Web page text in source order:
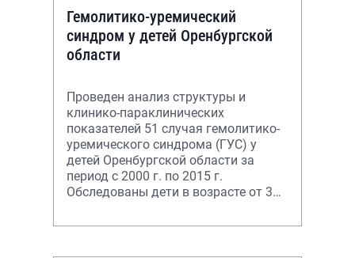
Гемолитико-уремический
синдром у детей Оренбургской
области
Проведен анализ структуры и
клинико-параклинических
показателей 51 случая гемолитико-
уремического синдрома (ГУС) у
детей Оренбургской области за
период с 2000 г. по 2015 г.
Обследованы дети в возрасте от 3
заболевании. Тяжесть